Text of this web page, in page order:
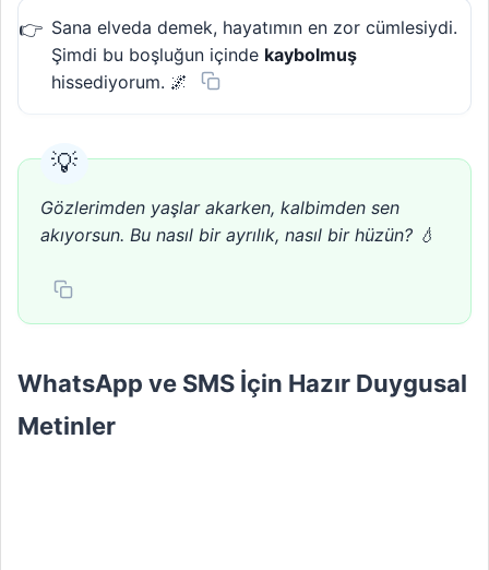
Sana elveda demek, hayatımın en zor cümlesiydi.
Şimdi bu boşluğun içinde kaybolmuş
hissediyorum. 🌌
Gözlerimden yaşlar akarken, kalbimden sen
akıyorsun. Bu nasıl bir ayrılık, nasıl bir hüzün? 💧
WhatsApp ve SMS İçin Hazır Duygusal
Metinler